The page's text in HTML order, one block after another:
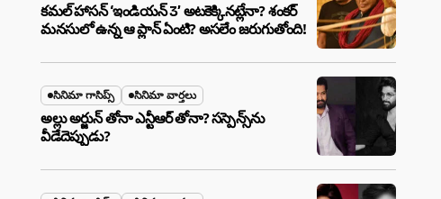
కమల్ హాసన్ ‘ఇండియన్ 3’ అటకెక్కినట్లేనా? శంకర్
మనసులో ఉన్న ఆ ప్లాన్ ఏంటి? అసలేం జరుగుతోంది!
సినిమా గాసిప్స్ సినిమా వార్తలు
అల్లు అర్జున్ తోనా ఎన్టీఆర్ తోనా? సస్పెన్స్‌ను
వీడేదెప్పుడు?